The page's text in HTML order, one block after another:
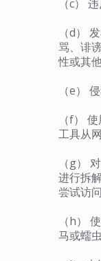
（c）
（d）
骂、诽
性或其
（e）
（f）
工具从
（g）
进行拆
尝试访
（h）
马或蠕